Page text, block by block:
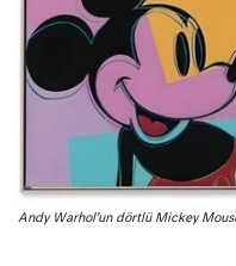
Andy Warhol’un dörtlü Mickey